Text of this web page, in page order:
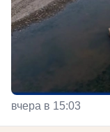
вчера в 15:03